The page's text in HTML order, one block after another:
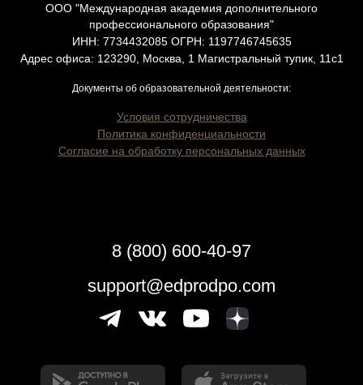
ООО "Международная академия дополнительного
профессионального образования"
ИНН: 7734432085 ОГРН: 1197746745635
Адрес офиса: 123290, Москва, 1 Магистральный тупик, 11с1
Документы об образовательной деятельности:
Условия сотрудничества
Политика конфиденциальности
Согласие на обработку персональных данных
8 (800) 600-40-97
support@edprodpo.com